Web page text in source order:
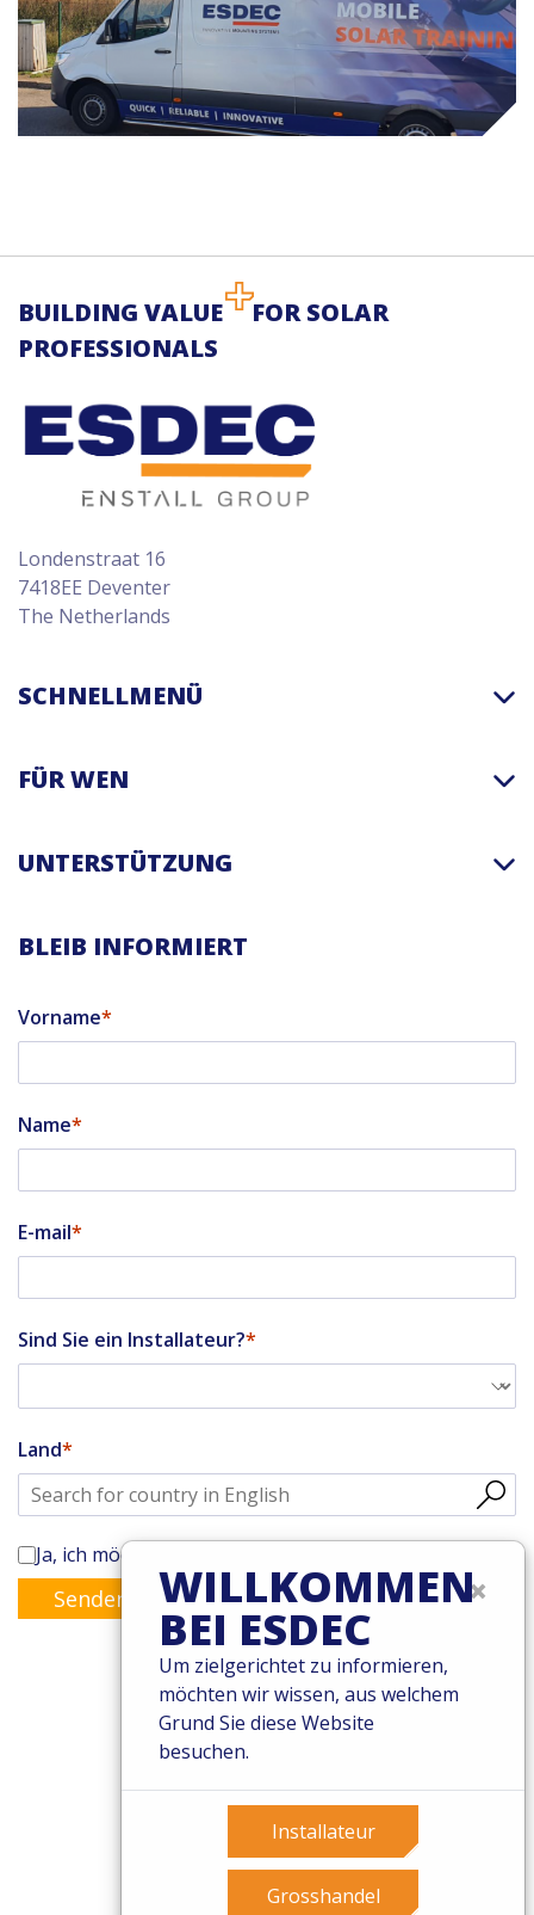
BUILDING VALUE
FOR SOLAR
PROFESSIONALS
Londenstraat 16
7418EE Deventer
The Netherlands
SCHNELLMENÜ
FÜR WEN
UNTERSTÜTZUNG
BLEIB INFORMIERT
Vorname
Name
E-mail
Sind Sie ein Installateur?
Land
Ja, ich möchte den Enstall-Newsletter abonnieren
Senden
© 2026 Esdec. Alle Rechte vorbehalten
Garantiebedingungen
Governance
Cookies
×
WILLKOMMEN
BEI ESDEC
Um zielgerichtet zu informieren,
möchten wir wissen, aus welchem
Grund Sie diese Website
besuchen.
Installateur
Grosshandel